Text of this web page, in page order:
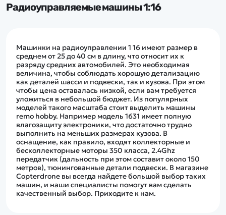
Радиоуправляемые машины 1:16
Машинки на радиоуправлении 1 16 имеют размер в
среднем от 25 до 40 см в длину, что относит их к
разряду средних автомобилей. Это необходимая
величина, чтобы соблюдать хорошую детализацию
как деталей шасси и подвески, так и кузова. При этом
чтобы цена оставалась низкой, если вам требуется
уложиться в небольшой бюджет. Из популярных
моделей такого масштаба стоит выделить машины
remo hobby. Например модель 1631 имеет полную
влагозащиту электроники, что достаточно трудно
выполнить на меньших размерах кузова. В
оснащение, как правило, входят коллекторные и
бесколлекторные моторы 350 класса, 2.4Ghz
передатчик (дальность при этом составит около 150
метров), тюнингованные детали подвески. В магазине
Copterdrone вы всегда найдете большой выбор таких
машин, и наши специалисты помогут вам сделать
качественный выбор. Приходите к нам.